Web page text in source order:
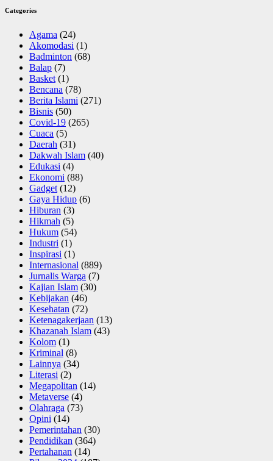
Categories
Agama (24)
Akomodasi (1)
Badminton (68)
Balap (7)
Basket (1)
Bencana (78)
Berita Islami (271)
Bisnis (50)
Covid-19 (265)
Cuaca (5)
Daerah (31)
Dakwah Islam (40)
Edukasi (4)
Ekonomi (88)
Gadget (12)
Gaya Hidup (6)
Hiburan (3)
Hikmah (5)
Hukum (54)
Industri (1)
Inspirasi (1)
Internasional (889)
Jurnalis Warga (7)
Kajian Islam (30)
Kebijakan (46)
Kesehatan (72)
Ketenagakerjaan (13)
Khazanah Islam (43)
Kolom (1)
Kriminal (8)
Lainnya (34)
Literasi (2)
Megapolitan (14)
Metaverse (4)
Olahraga (73)
Opini (14)
Pemerintahan (30)
Pendidikan (364)
Pertahanan (14)